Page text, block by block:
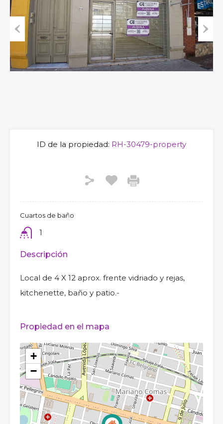
Next
ID de la propiedad: RH-30479-property
Cuartos de baño
1
Descripción
Local de 4 X 12 aprox. frente vidriado y rejas,
kitchenette, baño y patio.-
Propiedad en el mapa
+
−